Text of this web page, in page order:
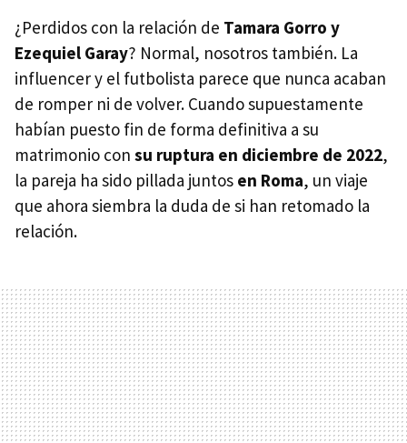
¿Perdidos con la relación de Tamara Gorro y
Ezequiel Garay? Normal, nosotros también. La
influencer y el futbolista parece que nunca acaban
de romper ni de volver. Cuando supuestamente
habían puesto fin de forma definitiva a su
matrimonio con su ruptura en diciembre de 2022,
la pareja ha sido pillada juntos en Roma, un viaje
que ahora siembra la duda de si han retomado la
relación.